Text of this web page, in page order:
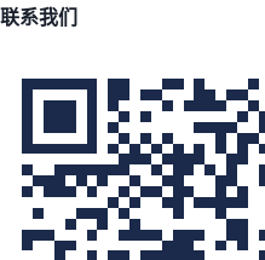
联系我们